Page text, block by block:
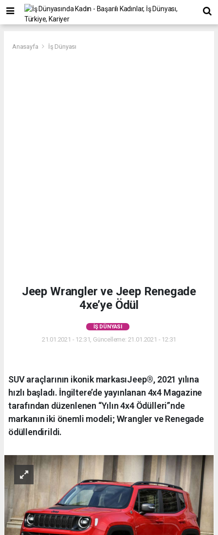
Anasayfa İş Dünyası
Jeep Wrangler ve Jeep Renegade
4xe’ye Ödül
İŞ DÜNYASI
21.01.2021 - 12:31, Güncelleme: 21.01.2021 - 12:31
SUV araçlarının ikonik markasıJeep®, 2021 yılına
hızlı başladı. İngiltere’de yayınlanan 4x4 Magazine
tarafından düzenlenen “Yılın 4x4 Ödülleri”nde
markanın iki önemli modeli; Wrangler ve Renegade
ödüllendirildi.